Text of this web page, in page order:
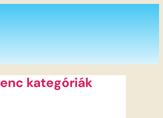
kategóriák